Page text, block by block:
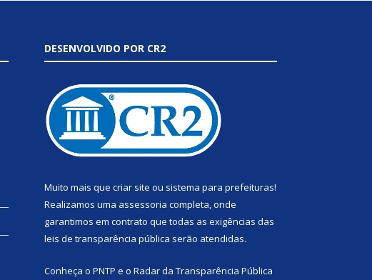
DESENVOLVIDO POR CR2
Muito mais que criar site ou sistema para prefeituras!
Realizamos uma assessoria completa, onde
garantimos em contrato que todas as exigências das
leis de transparência pública serão atendidas.
Conheça o PNTP e o Radar da Transparência Pública